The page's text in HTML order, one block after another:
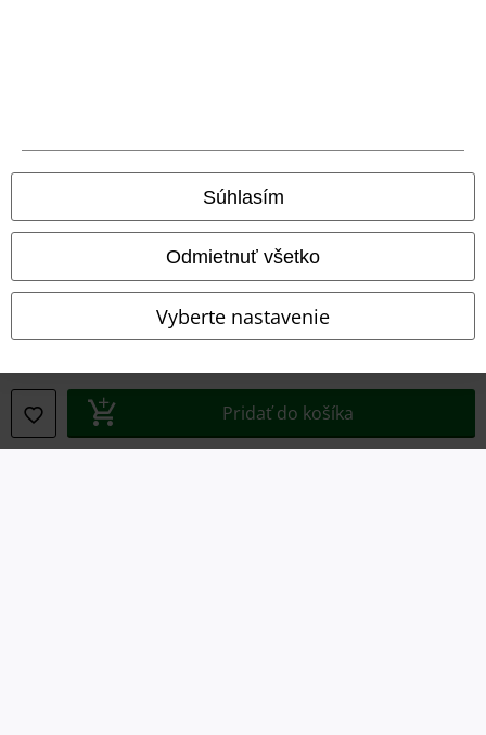
Súhlasím
Odmietnuť všetko
Vyberte nastavenie
Pridať do košíka
Podmienky
Imprint
Ochrana osobných údajov
Likvidácia odpadu a ochrana životného prostredia
Vyhlásenie o zhode
Informácie o prístupnosti